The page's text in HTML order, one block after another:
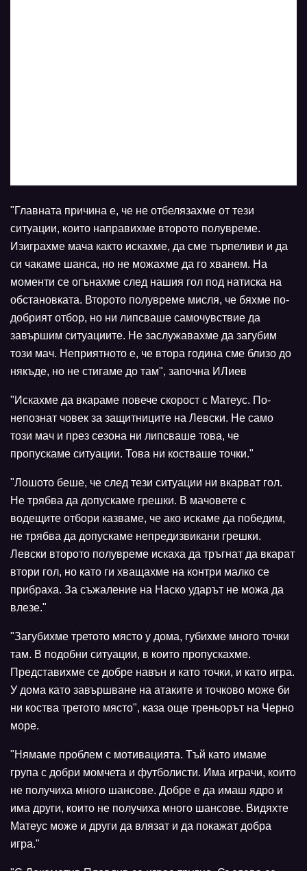
"Главната причина е, че не отбелязахме от тези
ситуации, които направихме второто полувреме.
Изиграхме мача както искахме, да сме търпеливи и да
си чакаме шанса, но не можахме да го хванем. На
моменти се огънахме след нашия гол под натиска на
обстановката. Второто полувреме мисля, че бяхме по-
добрият отбор, но ни липсваше самочувствие да
завършим ситуациите. Не заслужавахме да загубим
този мач. Неприятното е, че втора година сме близо до
някъде, но не стигаме до там", започна ИЛиев
"Искахме да вкараме повече скорост с Матеус. По-
непознат човек за защитниците на Левски. Не само
този мач и през сезона ни липсваше това, че
пропускаме ситуации. Това ни костваше точки."
"Лошото беше, че след тези ситуации ни вкарват гол.
Не трябва да допускаме грешки. В мачовете с
водещите отбори казваме, че ако искаме да победим,
не трябва да допускаме непредизвикани грешки.
Левски второто полувреме искаха да тръгнат да вкарат
втори гол, но като ги хващахме на контри малко се
прибраха. За съжаление на Наско ударът не можа да
влезе."
"Загубихме третото място у дома, губихме много точки
там. В подобни ситуации, в които пропускахме.
Представихме се добре навън и като точки, и като игра.
У дома като завършване на атаките и точково може би
ни коства третото място", каза още треньорът на Черно
море.
"Нямаме проблем с мотивацията. Тъй като имаме
група с добри момчета и футболисти. Има играчи, които
не получиха много шансове. Добре е да имаш ядро и
има други, които не получиха много шансове. Видяхте
Матеус може и други да влязат и да покажат добра
игра."